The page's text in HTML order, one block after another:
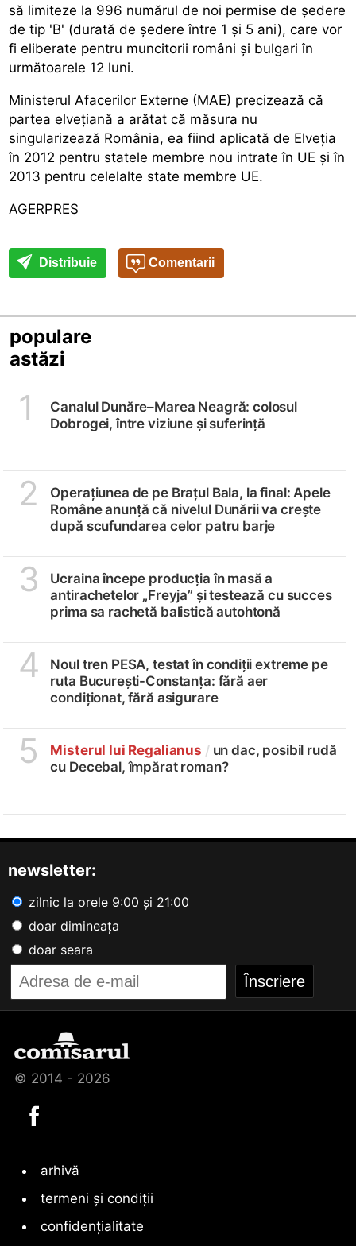
să limiteze la 996 numărul de noi permise de ședere
de tip 'B' (durată de ședere între 1 și 5 ani), care vor
fi eliberate pentru muncitorii români și bulgari în
următoarele 12 luni.
Ministerul Afacerilor Externe (MAE) precizează că
partea elvețiană a arătat că măsura nu
singularizează România, ea fiind aplicată de Elveția
în 2012 pentru statele membre nou intrate în UE și în
2013 pentru celelalte state membre UE.
AGERPRES
Distribuie Comentarii
populare
astăzi
1
Canalul Dunăre–Marea Neagră: colosul
Dobrogei, între viziune și suferință
2
Operațiunea de pe Brațul Bala, la final: Apele
Române anunță că nivelul Dunării va crește
după scufundarea celor patru barje
3
Ucraina începe producția în masă a
antirachetelor „Freyja” și testează cu succes
prima sa rachetă balistică autohtonă
4
Noul tren PESA, testat în condiții extreme pe
ruta București-Constanța: fără aer
condiționat, fără asigurare
5 Misterul lui Regalianus /un dac, posibil rudă
cu Decebal, împărat roman?
newsletter:
zilnic la orele 9:00 și 21:00
doar dimineața
doar seara
© 2014 - 2026
arhivă
termeni și condiții
confidențialitate